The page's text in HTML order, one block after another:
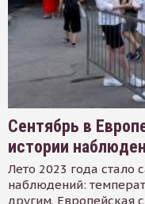
Сентябрь в
истории
Лето 2023 года
наблюдений:
другим. Европейская